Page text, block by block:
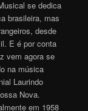
se dedica
brasileira, mas
desde
E é por conta
vem agora se
na música
Laurindo
Nova.
em 1958